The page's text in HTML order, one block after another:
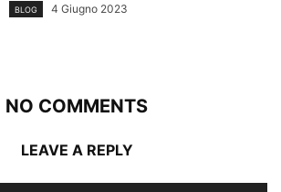
BLOG 4 Giugno 2023
NO COMMENTS
LEAVE A REPLY